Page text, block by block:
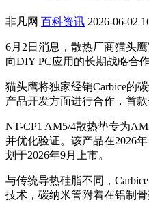
非凡网 百科资讯 2026-06-02
6月2日消息，散热厂商猫头
向DIY PC应用的长期战略合
猫头鹰将独家经销Carbice的
产品开发方面进行合作，首款
NT-CP1 AM5/4散热垫专为
并优化验证。该产品在2026
划于2026年9月上市。
与传统导热硅脂不同，
技术，碳纳米管附着在铝制